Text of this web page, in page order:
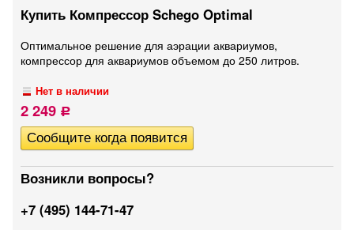
Купить Компрессор Schego Optimal
Оптимальное решение для аэрации аквариумов,
компрессор для аквариумов объемом до 250 литров.
Нет в наличии
2 249 Р
Возникли вопросы?
+7 (495) 144-71-47